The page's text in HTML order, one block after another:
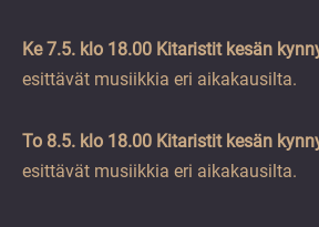
Ke 7.5. klo 18.00 Kitaristit kesän
esittävät musiikkia eri aikakausilta.
To 8.5. klo 18.00 Kitaristit kesän
esittävät musiikkia eri aikakausilta.